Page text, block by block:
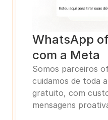
WhatsApp
com a Meta
Somos parceiros
cuidamos de toda
gratuito, com
mensagens